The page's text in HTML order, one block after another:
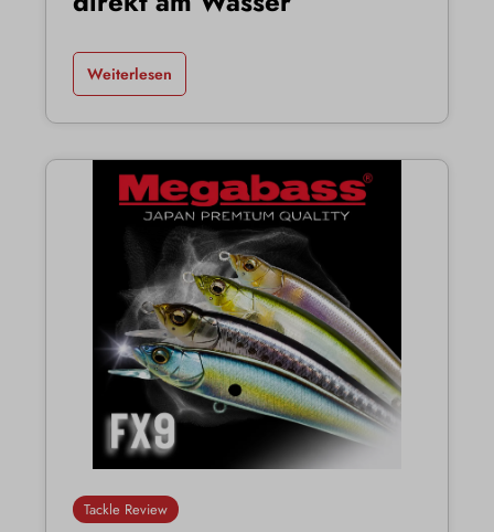
Weiterlesen
Tackle Review